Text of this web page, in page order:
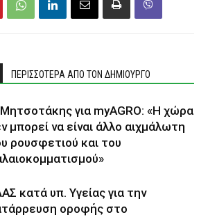
ΠΕΡΙΣΣΟΤΕΡΑ ΑΠΟ ΤΟΝ ΔΗΜΙΟΥΡΓΟ
Μητσοτάκης για myAGRO: «Η χώρα
μπορεί να είναι άλλο αιχμάλωτη
ρουσφετιού και του
κατά υπ. Υγείας για την
οροφής στο